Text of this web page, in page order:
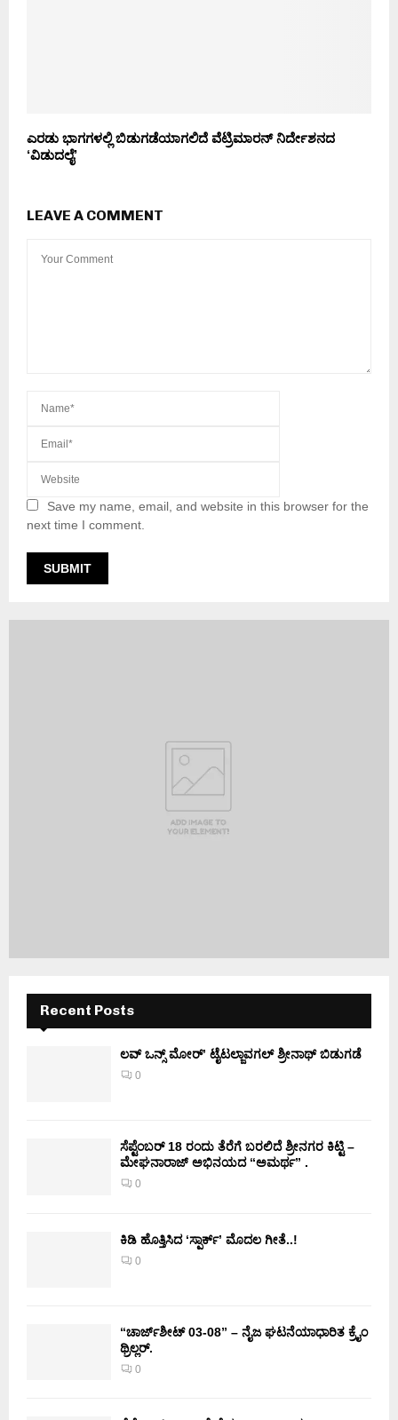
ಎರಡು ಭಾಗಗಳಲ್ಲಿ ಬಿಡುಗಡೆಯಾಗಲಿದೆ ವೆಟ್ರಿಮಾರನ್ ನಿರ್ದೇಶನದ
‘ವಿಡುದಲೈ’
LEAVE A COMMENT
Save my name, email, and website in this browser for the
next time I comment.
Recent Posts
ಲವ್ ಒನ್ಸ್ ಮೋರ್’ ಟೈಟಲ್ಜಾವಗಲ್ ಶ್ರೀನಾಥ್ ಬಿಡುಗಡೆ
0
ಸೆಪ್ಟೆಂಬರ್ 18 ರಂದು ತೆರೆಗೆ ಬರಲಿದೆ ಶ್ರೀನಗರ ಕಿಟ್ಟಿ –
ಮೇಘನಾರಾಜ್ ಅಭಿನಯದ “ಅಮರ್ಥ” .
0
ಕಿಡಿ‌‌ ಹೊತ್ತಿಸಿದ ‘ಸ್ಪಾರ್ಕ್’ ಮೊದಲ‌ ಗೀತೆ..!
0
“ಚಾರ್ಜ್‌ಶೀಟ್ 03-08” – ನೈಜ ಘಟನೆಯಾಧಾರಿತ ಕ್ರೈಂ
ಥ್ರಿಲ್ಲರ್.
0